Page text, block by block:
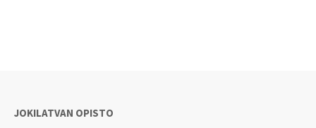
JOKILATVAN OPISTO